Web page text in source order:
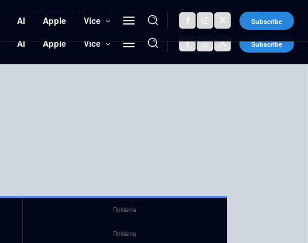
CAR NEWS 24 DALŠÍ WEBY
AI Apple Více Subscribe
Reklama
Reklama